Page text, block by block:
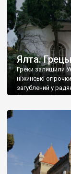
Ялта.
Греки залишили
ніжинські
загублений у
Ніжин греки?